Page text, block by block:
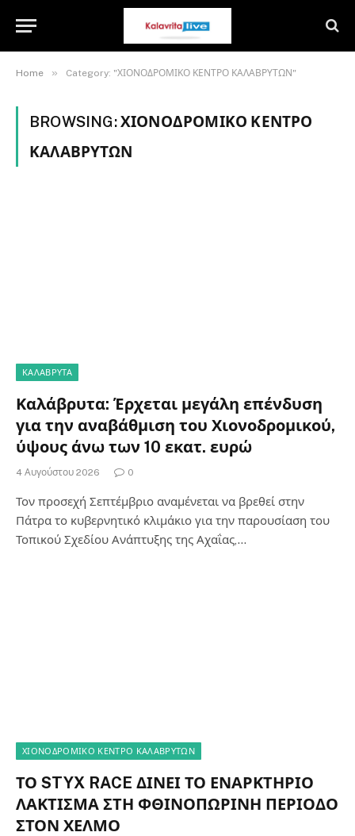
Home » Category: "ΧΙΟΝΟΔΡΟΜΙΚΟ ΚΕΝΤΡΟ ΚΑΛΑΒΡΥΤΩΝ"
BROWSING:ΧΙΟΝΟΔΡΟΜΙΚΟ ΚΕΝΤΡΟ
ΚΑΛΑΒΡΥΤΩΝ
ΚΑΛΆΒΡΥΤΑ
Καλάβρυτα: Έρχεται μεγάλη επένδυση
για την αναβάθμιση του Χιονοδρομικού,
ύψους άνω των 10 εκατ. ευρώ
4 Αυγούστου 2026 0
Τον προσεχή Σεπτέμβριο αναμένεται να βρεθεί στην
Πάτρα το κυβερνητικό κλιμάκιο για την παρουσίαση του
Τοπικού Σχεδίου Ανάπτυξης της Αχαΐας,…
ΧΙΟΝΟΔΡΟΜΙΚΟ ΚΕΝΤΡΟ ΚΑΛΑΒΡΥΤΩΝ
ΤΟ STYX RACE ΔΙΝΕΙ ΤΟ ΕΝΑΡΚΤΗΡΙΟ
ΛΑΚΤΙΣΜΑ ΣΤΗ ΦΘΙΝΟΠΩΡΙΝΗ ΠΕΡΙΟΔΟ
ΣΤΟΝ ΧΕΛΜΟ